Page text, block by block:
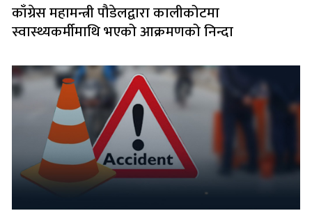
काँग्रेस महामन्त्री पौडेलद्वारा कालीकोटमा
स्वास्थ्यकर्मीमाथि भएको आक्रमणको निन्दा